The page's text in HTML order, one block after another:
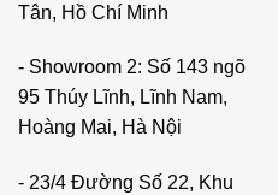
Tân, Hồ Chí Minh
- Showroom 2: Số 143 ngõ
95 Thúy Lĩnh, Lĩnh Nam,
Hoàng Mai, Hà Nội
- 23/4 Đường Số 22, Khu